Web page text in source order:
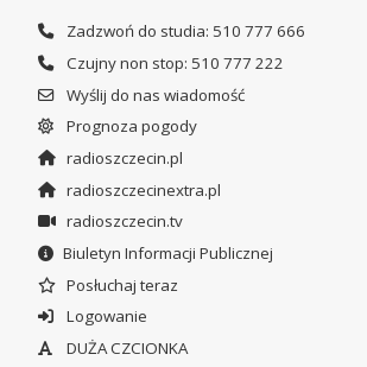
Zadzwoń do studia: 510 777 666
Czujny non stop: 510 777 222
Wyślij do nas wiadomość
Prognoza pogody
radioszczecin.pl
radioszczecinextra.pl
radioszczecin.tv
Biuletyn Informacji Publicznej
Posłuchaj teraz
Logowanie
DUŻA CZCIONKA